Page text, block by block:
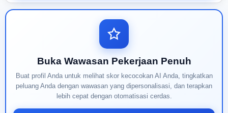
Buka Wawasan Pekerjaan Penuh
Buat profil Anda untuk melihat skor kecocokan AI Anda, tingkatkan
peluang Anda dengan wawasan yang dipersonalisasi, dan terapkan
lebih cepat dengan otomatisasi cerdas.